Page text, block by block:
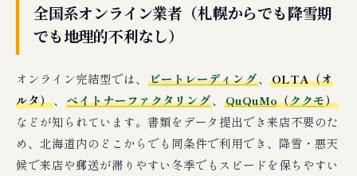
全国系オンライン業者（札幌からでも降雪期
でも地理的不利なし）
オンライン完結型では、 ビートレーディング、 OLTA（オ
ルタ）、 ペイトナーファクタリング、 QuQuMo（ククモ）
などが知られています。書類をデータ提出でき来店不要のた
め、北海道内のどこからでも同条件で利用でき、降雪・悪天
候で来店や郵送が滞りやすい冬季でもスピードを保ちやすい